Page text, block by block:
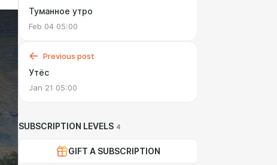
Туманное утро
Feb 04 05:00
Previous post
Утёс
Jan 21 05:00
SUBSCRIPTION LEVELS 4
GIFT A SUBSCRIPTION